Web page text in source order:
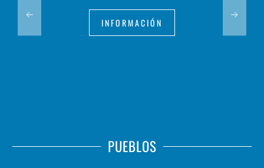
INFORMACIÓN
PUEBLOS